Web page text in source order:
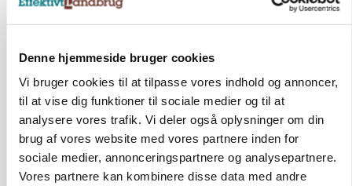
Denne hjemmeside bruger cookies
Vi bruger cookies til at tilpasse vores indhold og annoncer,
til at vise dig funktioner til sociale medier og til at
analysere vores trafik. Vi deler også oplysninger om din
brug af vores website med vores partnere inden for
sociale medier, annonceringspartnere og analysepartnere.
Vores partnere kan kombinere disse data med andre
GRISE
gab er 3 kroner – ikke 4,30
Annonce
Loading...